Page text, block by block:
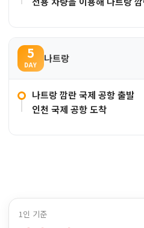
5
DAY
나트랑
나트랑 깜란 국제 공항 출발
인천 국제 공항 도착
1인 기준